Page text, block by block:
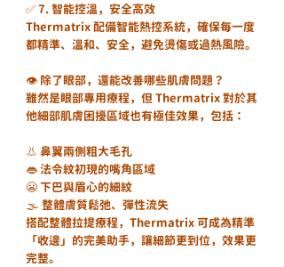
✅ 7. 智能控溫，安全高效
Thermatrix 配備智能熱控系統，確保每一度
都精準、溫和、安全，避免燙傷或過熱風險。
👁 除了眼部，還能改善哪些肌膚問題？
雖然是眼部專用療程，但 Thermatrix 對於其
他細部肌膚困擾區域也有極佳效果，包括：
👃 鼻翼兩側粗大毛孔
👄 法令紋初現的嘴角區域
😬 下巴與眉心的細紋
🌫 整體膚質鬆弛、彈性流失
搭配整體拉提療程，Thermatrix 可成為精準
「收邊」的完美助手，讓細節更到位，效果更
完整。